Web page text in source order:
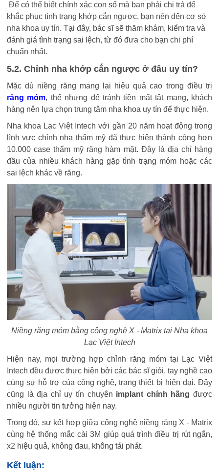
Để có thể biết chính xác con số mà bạn phải chi trả để
khắc phục tình trạng khớp cắn ngược, bạn nên đến cơ sở
nha khoa uy tín. Tại đây, bác sĩ sẽ thăm khám, kiểm tra và
đánh giá tình trạng sai lệch, từ đó đưa cho bạn chi phí
chuẩn nhất.
5.2. Chỉnh nha khớp cắn ngược ở đâu uy tín?
Mặc dù niềng răng mang lại hiệu quả cao trong điều trị
răng móm, thế nhưng để tránh tiền mất tật mang, khách
hàng nên lựa chọn trung tâm nha khoa uy tín để thực hiện.
Nha khoa Lạc Việt Intech với gần 20 năm hoạt động trong
lĩnh vực chỉnh nha thẩm mỹ đã thực hiện thành công hơn
10.000 case thẩm mỹ răng hàm mặt. Đây là địa chỉ hàng
đầu của nhiều khách hàng gặp tình trạng móm hoặc các
sai lệch khác về răng.
Niềng răng móm bằng công nghệ X - Matrix tại Nha khoa
Lạc Việt Intech
Hiện nay, mọi trường hợp chỉnh răng móm tại Lạc Việt
Intech đều được thực hiện bởi các bác sĩ giỏi, tay nghề cao
cùng sự hỗ trợ của công nghệ, trang thiết bị hiện đại. Đây
cũng là địa chỉ uy tín chuyên implant chính hãng được
nhiều người tin tưởng hiện nay.
Trong đó, sự kết hợp giữa công nghệ niềng răng X - Matrix
cùng hệ thống mắc cài 3M giúp quá trình điều trị rút ngắn,
x2 hiệu quả, không đau, không tái phát.
Kết luận: